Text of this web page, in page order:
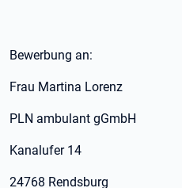
Bewerbung an:
Frau Martina Lorenz
PLN ambulant gGmbH
Kanalufer 14
24768 Rendsburg